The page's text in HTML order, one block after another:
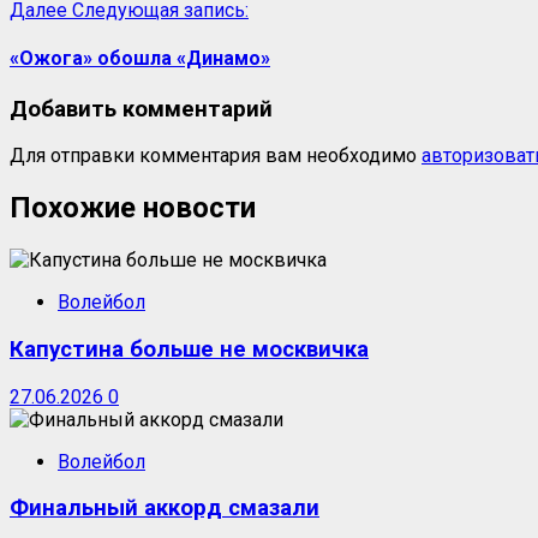
Далее Следующая запись:
«Ожога» обошла «Динамо»
Добавить комментарий
Для отправки комментария вам необходимо
Похожие новости
Волейбол
Капустина больше не москвичка
27.06.2026 0
Волейбол
Финальный аккорд смазали